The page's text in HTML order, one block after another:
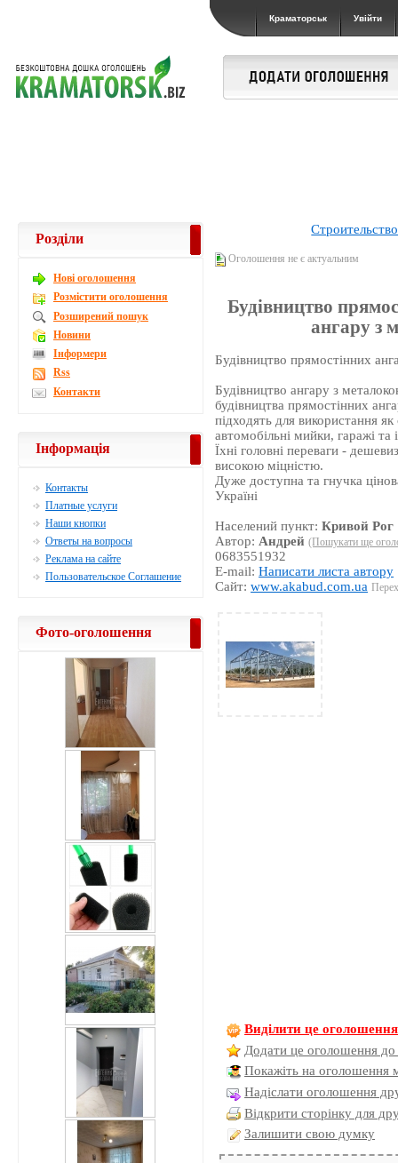
Краматорськ Увійти
Оголошення не є актуальним
Будівництво
ангару з
Будівництво прямостінних
Будівництво ангару з
будівництва прямостінних
підходять для використання
автомобільні мийки, гаражі та
Їхні головні переваги -
високою міцністю.
Дуже доступна та гнучка
Україні
Населений пункт:Кривой Рог
Автор: Андрей (Пошукати ще
0683551932
E-mail:Написати листа автору
Сайт:www.akabud.com.ua
Виділити це оголошення
Додати це оголошення до
Покажіть на оголошення
Надіслати оголошення
Відкрити сторінку для
Залишити свою думку
Розділи
Новi оголошення
Розмістити оголошення
Розширений пошук
Новини
Інформери
Rss
Контакти
Інформація
Контакты
Платные услуги
Наши кнопки
Ответы на вопросы
Реклама на сайте
Пользовательское Соглашение
Фото-оголошення